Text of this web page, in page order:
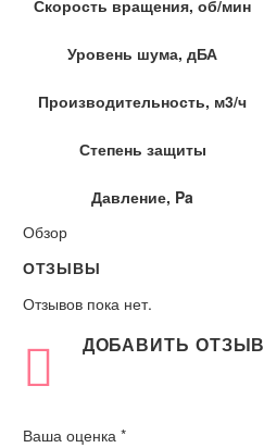
Скорость вращения, об/мин
Уровень шума, дБА
Производительность, м3/ч
Степень защиты
Давление, Pa
Обзор
ОТЗЫВЫ
Отзывов пока нет.
ДОБАВИТЬ ОТЗЫВ
Ваша оценка *